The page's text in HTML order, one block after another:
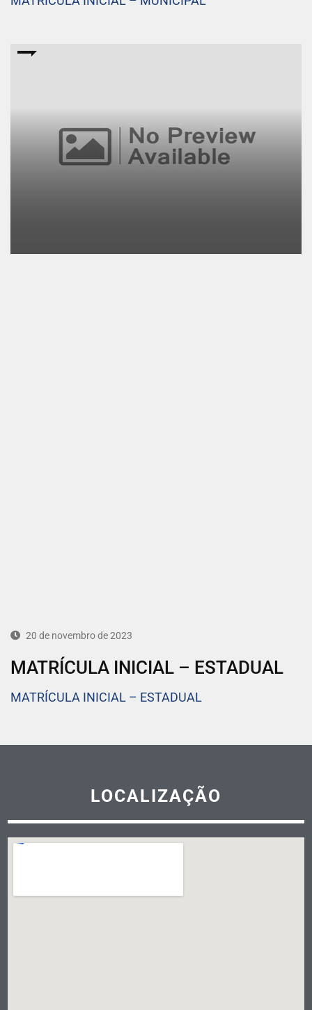
20 de novembro de 2023
MATRÍCULA INICIAL – ESTADUAL
MATRÍCULA INICIAL – ESTADUAL
LOCALIZAÇÃO